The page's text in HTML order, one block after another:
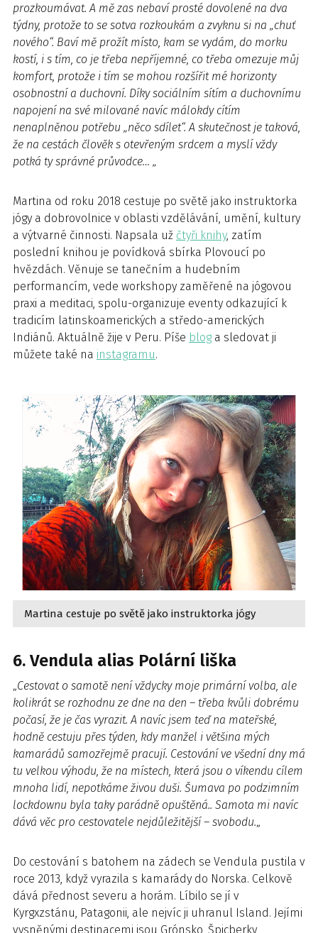
prozkoumávat. A mě zas nebaví prosté dovolené na dva
týdny, protože to se sotva rozkoukám a zvyknu si na „chuť
nového“. Baví mě prožít místo, kam se vydám, do morku
kostí, i s tím, co je třeba nepříjemné, co třeba omezuje můj
komfort, protože i tím se mohou rozšířit mé horizonty
osobnostní a duchovní. Díky sociálním sítím a duchovnímu
napojení na své milované navíc málokdy cítím
nenaplněnou potřebu „něco sdílet“. A skutečnost je taková,
že na cestách člověk s otevřeným srdcem a myslí vždy
potká ty správné průvodce… „
Martina od roku 2018 cestuje po světě jako instruktorka
jógy a dobrovolnice v oblasti vzdělávání, umění, kultury
a výtvarné činnosti. Napsala už čtyři knihy, zatím
poslední knihou je povídková sbírka Plovoucí po
hvězdách. Věnuje se tanečním a hudebním
performancím, vede workshopy zaměřené na jógovou
praxi a meditaci, spolu-organizuje eventy odkazující k
tradicím latinskoamerických a středo-amerických
Indiánů. Aktuálně žije v Peru. Píše blog a sledovat ji
můžete také na instagramu.
Martina cestuje po světě jako instruktorka jógy
6. Vendula alias Polární liška
„Cestovat o samotě není vždycky moje primární volba, ale
kolikrát se rozhodnu ze dne na den – třeba kvůli dobrému
počasí, že je čas vyrazit. A navíc jsem teď na mateřské,
hodně cestuju přes týden, kdy manžel i většina mých
kamarádů samozřejmě pracují. Cestování ve všední dny má
tu velkou výhodu, že na místech, která jsou o víkendu cílem
mnoha lidí, nepotkáme živou duši. Šumava po podzimním
lockdownu byla taky parádně opuštěná.. Samota mi navíc
dává věc pro cestovatele nejdůležitější – svobodu.„
Do cestování s batohem na zádech se Vendula pustila v
roce 2013, když vyrazila s kamarády do Norska. Celkově
dává přednost severu a horám. Líbilo se jí v
Kyrgxzstánu, Patagonii, ale nejvíc ji uhranul Island. Jejími
vysněnými destinacemi jsou Grónsko, Špicberky,